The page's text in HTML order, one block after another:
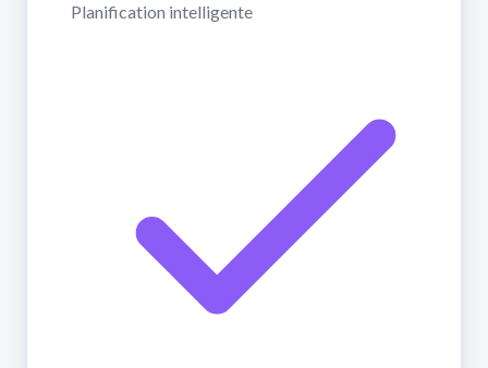
Planification intelligente